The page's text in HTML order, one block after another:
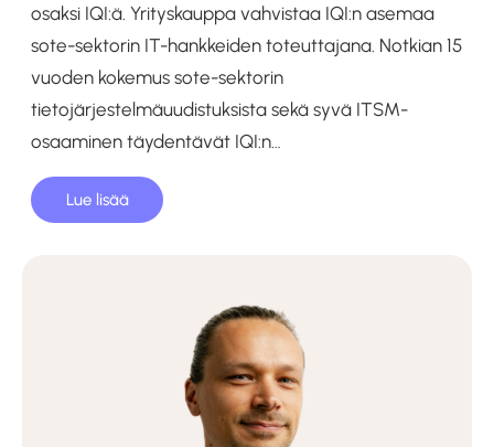
osaksi IQI:ä. Yrityskauppa vahvistaa IQI:n asemaa
sote-sektorin IT-hankkeiden toteuttajana. Notkian 15
vuoden kokemus sote-sektorin
tietojärjestelmäuudistuksista sekä syvä ITSM-
osaaminen täydentävät IQI:n…
Lue lisää